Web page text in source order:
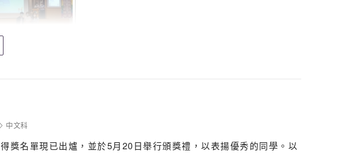
中文科
獎名單現已出爐，並於5月20日舉行頒獎禮，以表揚優秀的同學。以